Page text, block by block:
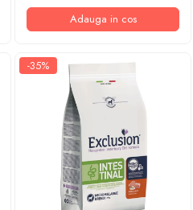
Adauga in cos
-35%